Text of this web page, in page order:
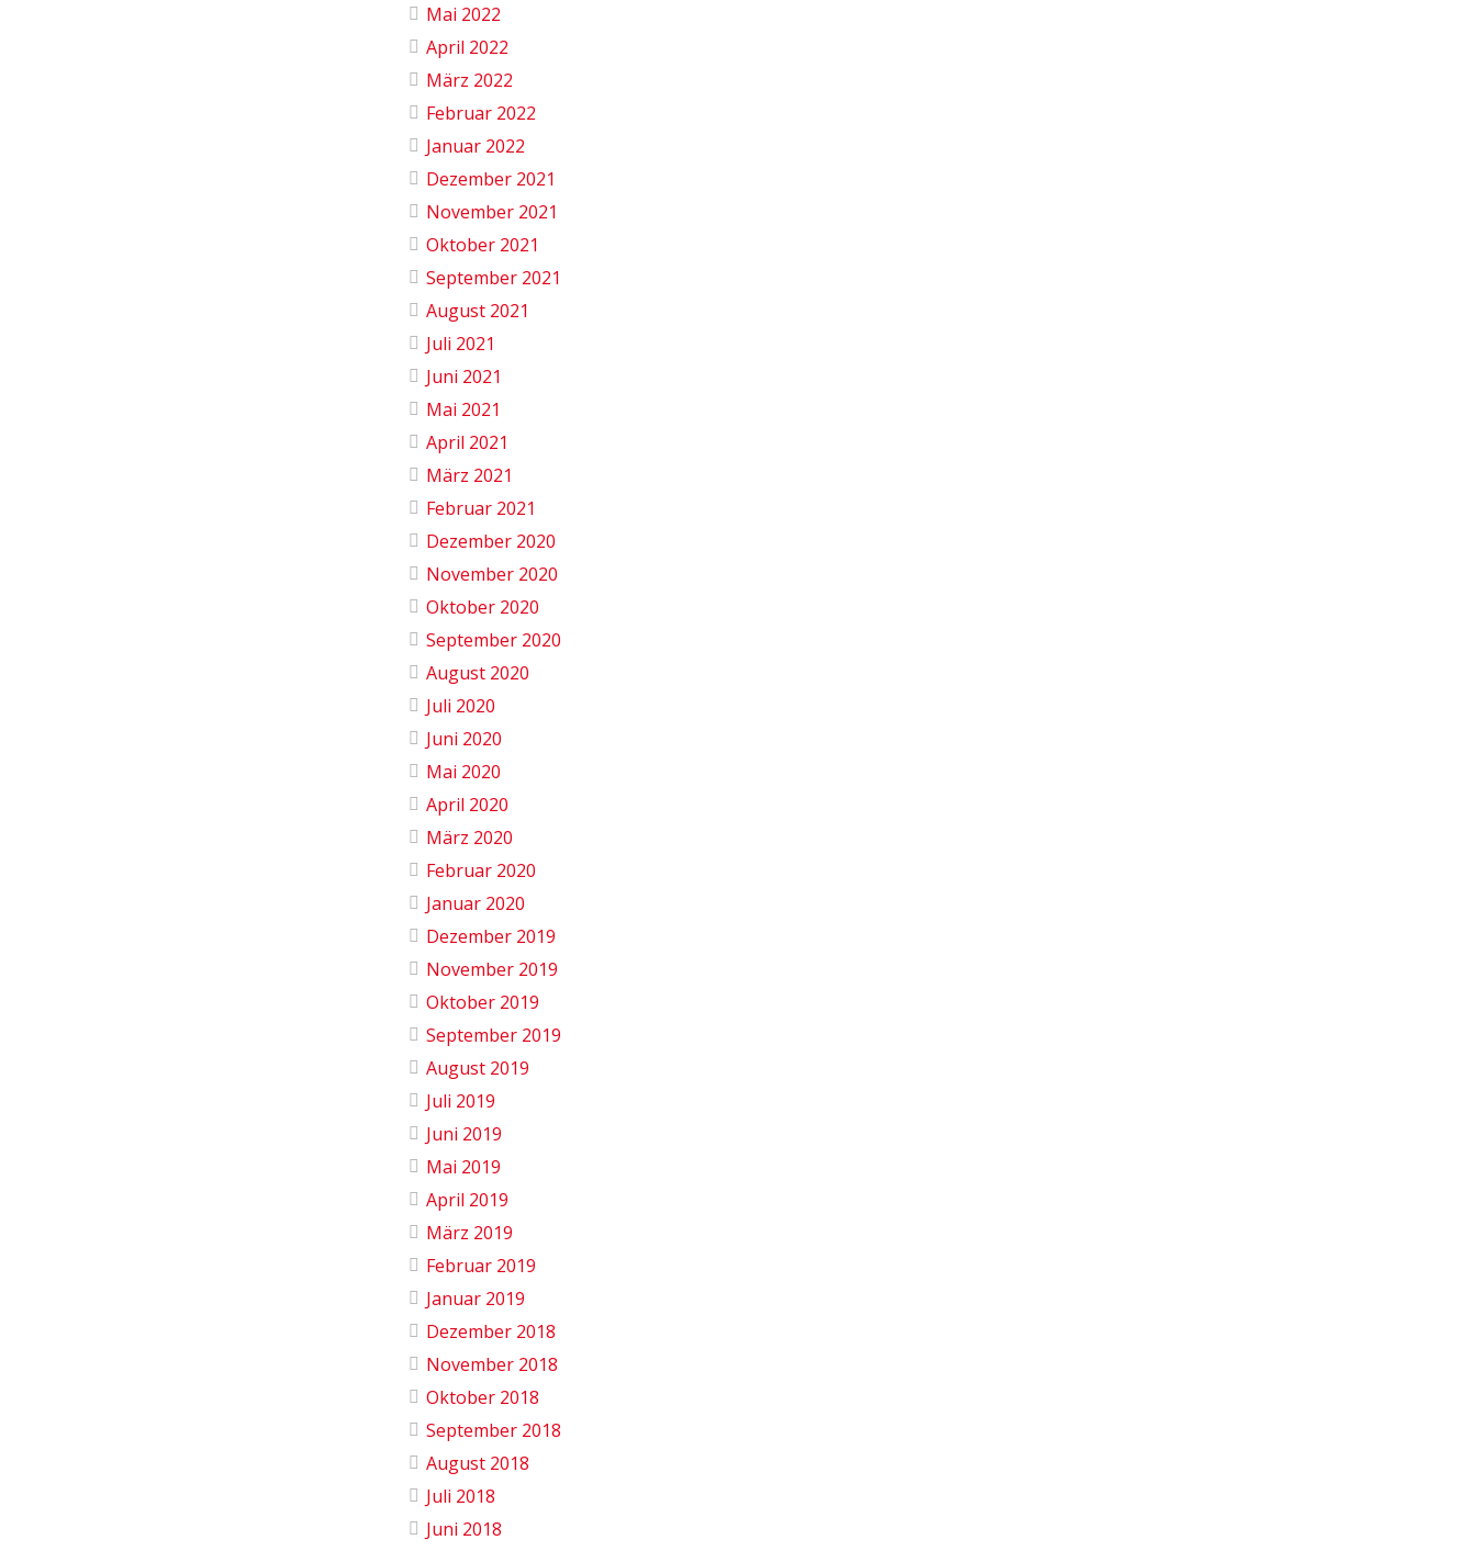
Mai 2022
April 2022
März 2022
Februar 2022
Januar 2022
Dezember 2021
November 2021
Oktober 2021
September 2021
August 2021
Juli 2021
Juni 2021
Mai 2021
April 2021
März 2021
Februar 2021
Dezember 2020
November 2020
Oktober 2020
September 2020
August 2020
Juli 2020
Juni 2020
Mai 2020
April 2020
März 2020
Februar 2020
Januar 2020
Dezember 2019
November 2019
Oktober 2019
September 2019
August 2019
Juli 2019
Juni 2019
Mai 2019
April 2019
März 2019
Februar 2019
Januar 2019
Dezember 2018
November 2018
Oktober 2018
September 2018
August 2018
Juli 2018
Juni 2018